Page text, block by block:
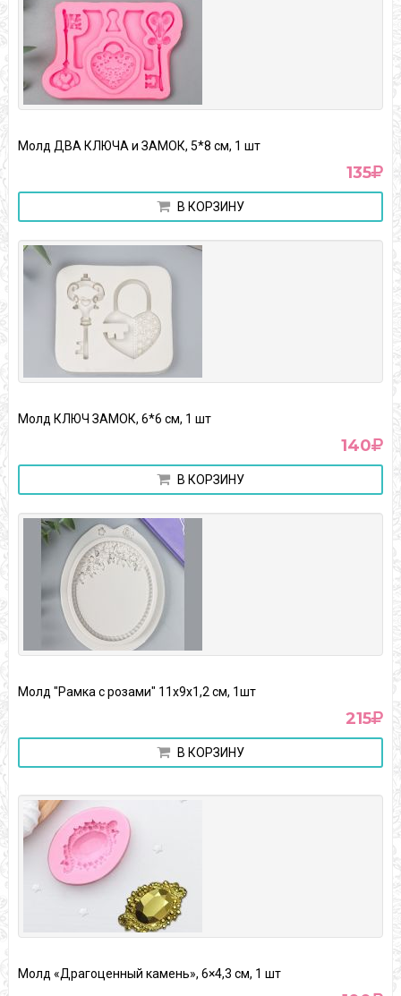
Молд ДВА КЛЮЧА и ЗАМОК, 5*8 см, 1 шт
135
В КОРЗИНУ
Молд КЛЮЧ ЗАМОК, 6*6 см, 1 шт
140
В КОРЗИНУ
Молд "Рамка с розами" 11х9х1,2 см, 1шт
215
В КОРЗИНУ
Молд «Драгоценный камень», 6×4,3 см, 1 шт